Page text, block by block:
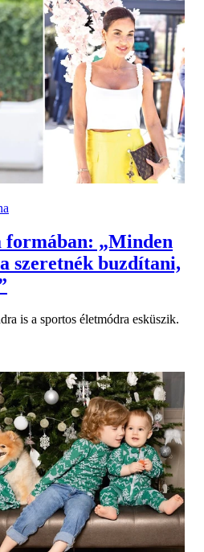
formában: „Minden
szeretnék buzdítani,
is a sportos életmódra esküszik.